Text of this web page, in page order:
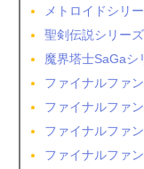
メトロイドシリ
聖剣伝説シリー
魔界塔士SaGaシ
ファイナルファ
ファイナルファ
ファイナルファ
ファイナルファ